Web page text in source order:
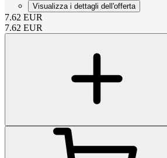
Visualizza i dettagli dell'offerta
7.62 EUR
7.62 EUR